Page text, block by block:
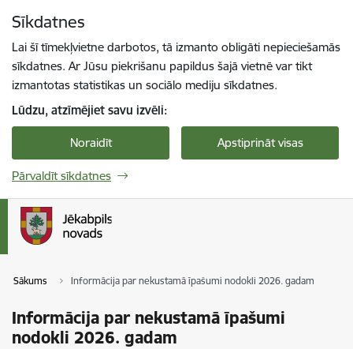
Sīkdatnes
Lai šī tīmekļvietne darbotos, tā izmanto obligāti nepieciešamās
sīkdatnes. Ar Jūsu piekrišanu papildus šajā vietnē var tikt
izmantotas statistikas un sociālo mediju sīkdatnes.
Lūdzu, atzīmējiet savu izvēli:
Noraidīt Apstiprināt visas
Pārvaldīt sīkdatnes
Sākums Informācija par nekustamā īpašumi nodokli 2026. gadam
Informācija par nekustamā īpašumi
nodokli 2026. gadam